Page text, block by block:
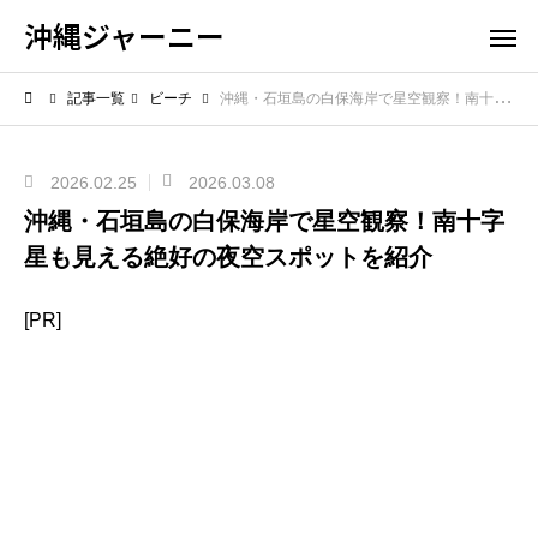
沖縄ジャーニー
記事一覧 ビーチ 沖縄・石垣島の白保海岸で星空観察！南十字星も見える絶好の夜空スポットを紹介
2026.02.25 2026.03.08
沖縄・石垣島の白保海岸で星空観察！南十字
星も見える絶好の夜空スポットを紹介
[PR]